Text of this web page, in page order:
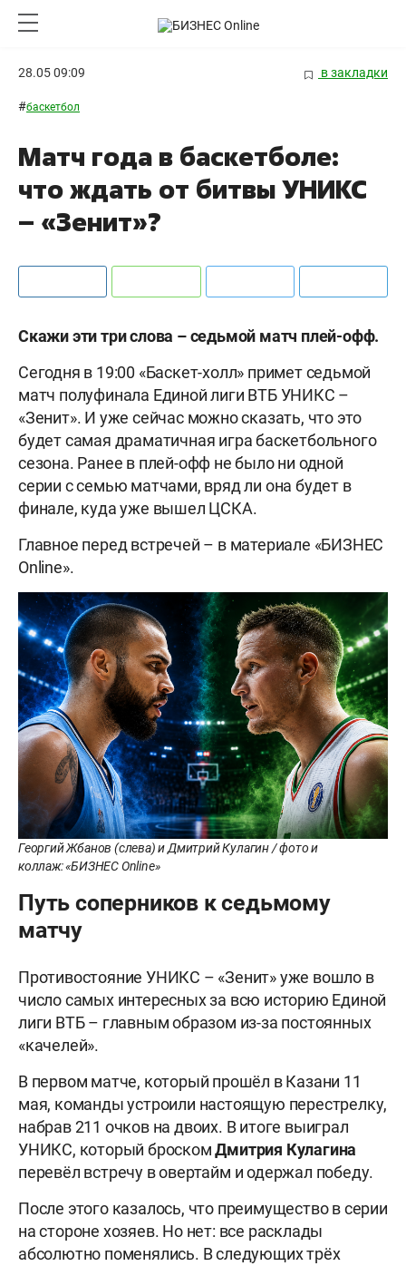
28.05 09:09 в закладки
#баскетбол
Матч года в баскетболе:
что ждать от битвы УНИКС
– «Зенит»?
Скажи эти три слова – седьмой матч плей-офф.
Сегодня в 19:00 «Баскет-холл» примет седьмой
матч полуфинала Единой лиги ВТБ УНИКС –
«Зенит». И уже сейчас можно сказать, что это
будет самая драматичная игра баскетбольного
сезона. Ранее в плей-офф не было ни одной
серии с семью матчами, вряд ли она будет в
финале, куда уже вышел ЦСКА.
Главное перед встречей – в материале «БИЗНЕС
Online».
Георгий Жбанов (слева) и Дмитрий Кулагин / фото и
коллаж: «БИЗНЕС Online»
Путь соперников к седьмому
матчу
Противостояние УНИКС – «Зенит» уже вошло в
число самых интересных за всю историю Единой
лиги ВТБ – главным образом из-за постоянных
«качелей».
В первом матче, который прошёл в Казани 11
мая, команды устроили настоящую перестрелку,
набрав 211 очков на двоих. В итоге выиграл
УНИКС, который броскомДмитрия Кулагина
перевёл встречу в овертайм и одержал победу.
После этого казалось, что преимущество в серии
на стороне хозяев. Но нет: все расклады
абсолютно поменялись. В следующих трёх